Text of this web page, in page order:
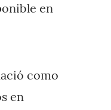
en
como
en